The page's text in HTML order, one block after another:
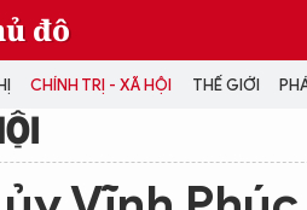
đô
CHÍNH TRỊ - XÃ HỘI THẾ GIỚI